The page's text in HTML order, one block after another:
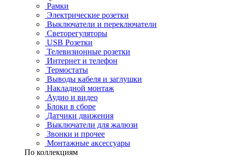
Рамки
Электрические розетки
Выключатели и переключатели
Светорегуляторы
USB Розетки
Телевизионные розетки
Интернет и телефон
Термостаты
Выводы кабеля и заглушки
Накладной монтаж
Аудио и видео
Блоки в сборе
Датчики движения
Выключатели для жалюзи
Звонки и прочее
Монтажные аксессуары
По коллекциям